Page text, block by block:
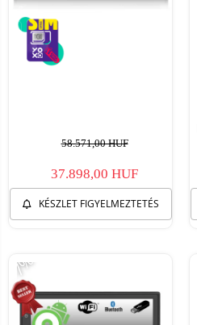
58.571,00 HUF
37.898,00 HUF
KÉSZLET FIGYELMEZTETÉS
-7%